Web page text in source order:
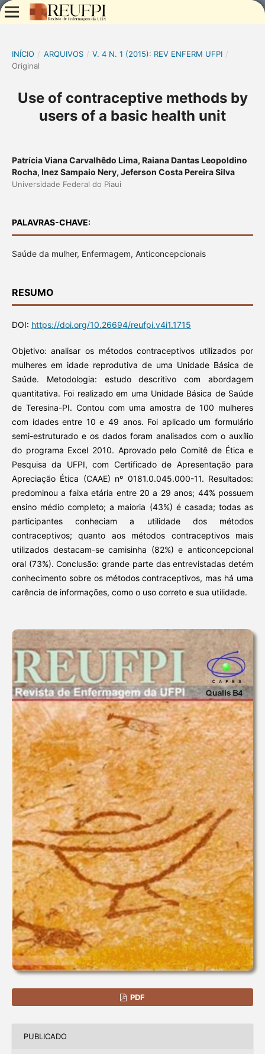
INÍCIO / ARQUIVOS / V. 4 N. 1 (2015): REV ENFERM UFPI /
Original
Use of contraceptive methods by
users of a basic health unit
Patrícia Viana Carvalhêdo Lima, Raiana Dantas Leopoldino
Rocha, Inez Sampaio Nery, Jeferson Costa Pereira Silva
Universidade Federal do Piaui
PALAVRAS-CHAVE:
Saúde da mulher, Enfermagem, Anticoncepcionais
RESUMO
DOI: https://doi.org/10.26694/reufpi.v4i1.1715
Objetivo: analisar os métodos contraceptivos utilizados por
mulheres em idade reprodutiva de uma Unidade Básica de
Saúde. Metodologia: estudo descritivo com abordagem
quantitativa. Foi realizado em uma Unidade Básica de Saúde
de Teresina-PI. Contou com uma amostra de 100 mulheres
com idades entre 10 e 49 anos. Foi aplicado um formulário
semi-estruturado e os dados foram analisados com o auxílio
do programa Excel 2010. Aprovado pelo Comitê de Ética e
Pesquisa da UFPI, com Certificado de Apresentação para
Apreciação Ética (CAAE) nº 0181.0.045.000-11. Resultados:
predominou a faixa etária entre 20 a 29 anos; 44% possuem
ensino médio completo; a maioria (43%) é casada; todas as
participantes conheciam a utilidade dos métodos
contraceptivos; quanto aos métodos contraceptivos mais
utilizados destacam-se camisinha (82%) e anticoncepcional
oral (73%). Conclusão: grande parte das entrevistadas detém
conhecimento sobre os métodos contraceptivos, mas há uma
carência de informações, como o uso correto e sua utilidade.
PDF
PUBLICADO